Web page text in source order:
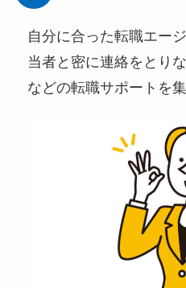
自分に合った転職エー
当者と密に連絡をとり
などの転職サポートを